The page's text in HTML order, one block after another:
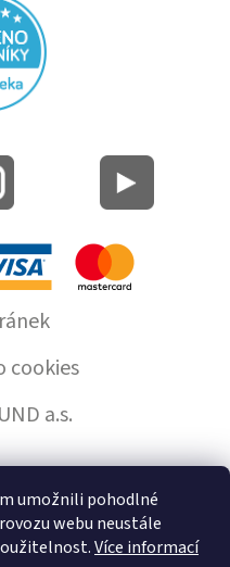
umožnili pohodlné
webu neustále
Více informací
cookies
a.s.
Shoptet